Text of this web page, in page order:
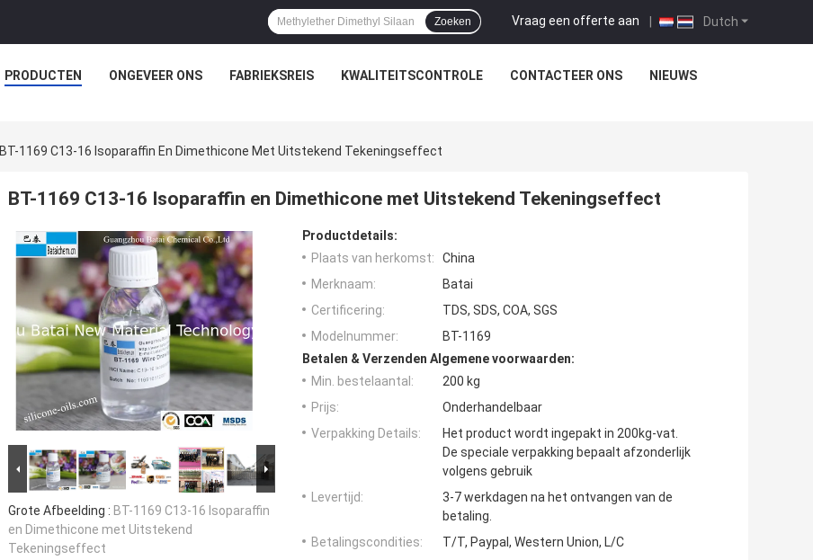
Dutch
Vraag een offerte aan |
Zoeken
PRODUCTEN ONGEVEER ONS FABRIEKSREIS KWALITEITSCONTROLE CONTACTEER ONS NIEUWS
BT-1169 C13-16 Isoparaffin En Dimethicone Met Uitstekend Tekeningseffect
BT-1169 C13-16 Isoparaffin en Dimethicone met Uitstekend Tekeningseffect
Grote Afbeelding : BT-1169 C13-16 Isoparaffin
en Dimethicone met Uitstekend
Tekeningseffect
Productdetails:
Plaats van herkomst:
China
Merknaam:
Batai
Certificering:
TDS, SDS, COA, SGS
Modelnummer:
BT-1169
Betalen & Verzenden Algemene voorwaarden:
Min. bestelaantal:
200 kg
Prijs:
Onderhandelbaar
Verpakking Details:
Het product wordt ingepakt in 200kg-vat.
De speciale verpakking bepaalt afzonderlijk
volgens gebruik
Levertijd:
3-7 werkdagen na het ontvangen van de
betaling.
Betalingscondities:
T/T, Paypal, Western Union, L/C